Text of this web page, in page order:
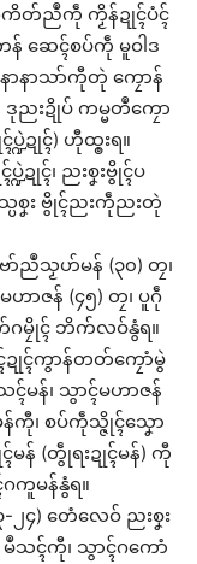
ဂွံကိတ်ညဳကဵု ကၟိန်ဍုၚ်ပံၚ်
ဆေၚ်စပ်ကဵု မူဝါဒ
ာနာသာ်ကီုတုဲ ကၠောန်
ဒုညးဍိုပ် ကမ္မတဳကၠော
ဍုၚ်) ဟီုထ္ၜးရ။
ဍဲဍုၚ်၊ ညးစၞးဗွိုၚ်ပ
ပစၞး ဗွိုၚ်ညးကဵုညးတုဲ
ော်ညဳသၟဟ်မန် (၃၀) တၠ၊
ဟာဇန် (၄၅) တၠ၊ ပူဂဵု
မၠိုၚ် ဘိက်လဝ်နွံရ။
ၚ်ဍုၚ်ကွာန်တတ်ကၠောံမွဲ
ၚ်မန်၊ သွာၚ်မဟာဇန်
ကီု၊ စပ်ကဵုသ္ဇိုၚ်သၞော
မန် (တွဵုရးဍုၚ်မန်) ကီု
ကူမန်နွံရ။
၄) တေံလေဝ် ညးစၞး
မဳသၚ်ကီု၊ သွာၚ်ဂကောံ